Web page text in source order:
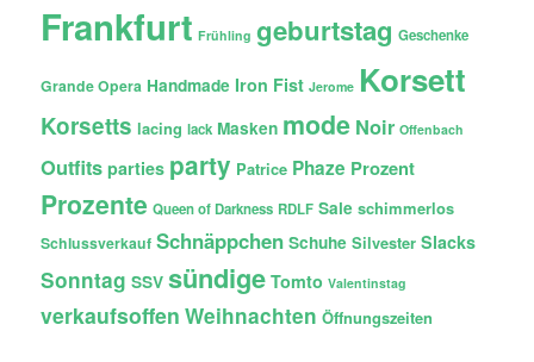
Frankfurt Frühling geburtstag Geschenke
Grande Opera Handmade Iron Fist Jerome Korsett
Korsetts lacing lack Masken mode Noir Offenbach
Outfits parties party Patrice Phaze Prozent
Prozente Queen of Darkness RDLF Sale schimmerlos
Schlussverkauf Schnäppchen Schuhe Silvester Slacks
Sonntag SSV sündige Tomto Valentinstag
verkaufsoffen Weihnachten Öffnungszeiten